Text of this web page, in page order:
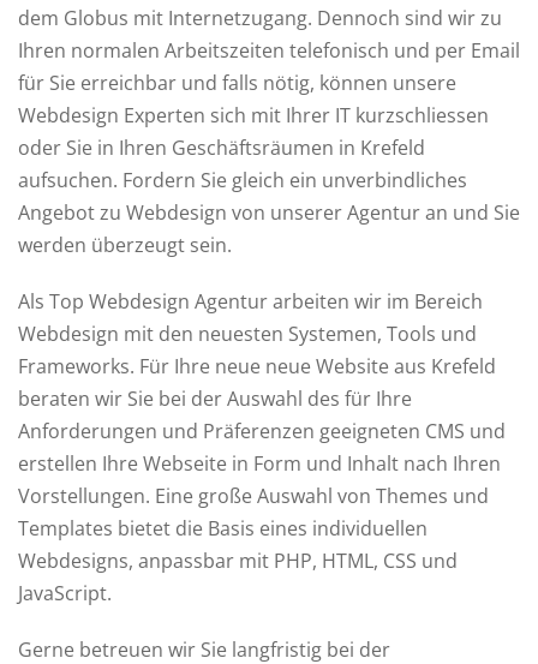
dem Globus mit Internetzugang. Dennoch sind wir zu
Ihren normalen Arbeitszeiten telefonisch und per Email
für Sie erreichbar und falls nötig, können unsere
Webdesign Experten sich mit Ihrer IT kurzschliessen
oder Sie in Ihren Geschäftsräumen in Krefeld
aufsuchen. Fordern Sie gleich ein unverbindliches
Angebot zu Webdesign von unserer Agentur an und Sie
werden überzeugt sein.
Als Top Webdesign Agentur arbeiten wir im Bereich
Webdesign mit den neuesten Systemen, Tools und
Frameworks. Für Ihre neue neue Website aus Krefeld
beraten wir Sie bei der Auswahl des für Ihre
Anforderungen und Präferenzen geeigneten CMS und
erstellen Ihre Webseite in Form und Inhalt nach Ihren
Vorstellungen. Eine große Auswahl von Themes und
Templates bietet die Basis eines individuellen
Webdesigns, anpassbar mit PHP, HTML, CSS und
JavaScript.
Gerne betreuen wir Sie langfristig bei der